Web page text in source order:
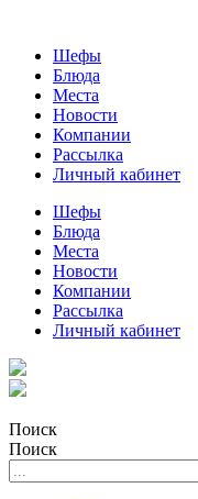
Шефы
Блюда
Места
Новости
Компании
Рассылка
Личный кабинет
Шефы
Блюда
Места
Новости
Компании
Рассылка
Личный кабинет
Поиск
Поиск